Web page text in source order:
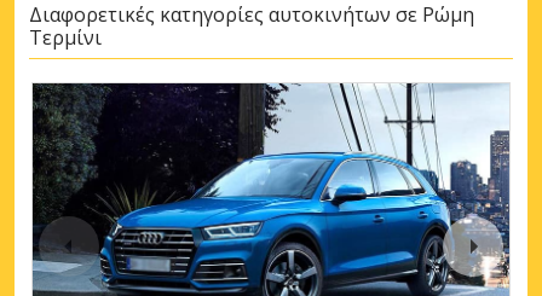
Διαφορετικές κατηγορίες αυτοκινήτων σε Ρώμη
Τερμίνι